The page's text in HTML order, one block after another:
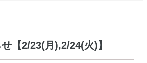
【2/23(月),2/24(火)】